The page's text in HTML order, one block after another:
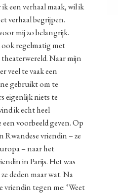
een verhaal maak, wil ik
verhaal begrijpen.
mij zo belangrijk.
ook regelmatig met
Naar mijn
veel te vaak een
gebruikt om te
eigenlijk niets te
ik echt heel
voorbeeld geven. Op
Rwandese vriendin – ze
– naar het
in Parijs. Het was
deden maar wat. Na
vriendin tegen me: ‘Weet